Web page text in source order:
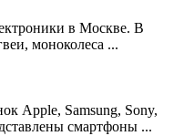
в Москве. В
моноколеса ...
Apple, Samsung, Sony,
смартфоны ...